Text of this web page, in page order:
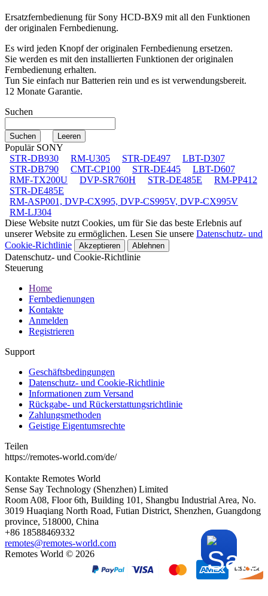
Ersatzfernbedienung fürSony HCD-BX9 mit all den Funktionen
der originalen Fernbedienung.
Es wird jeden Knopf der originalen Fernbedienung ersetzen.
Sie werden es mit den installierten Funktionen der originalen
Fernbedienung erhalten.
Tun Sie einfach nur Batterien rein und es ist verwendungsbereit.
12 Monate Garantie.
Suchen
Populär SONY
STR-DB930
RM-U305 STR-DE497
LBT-D307
STR-DB790
CMT-CP100 STR-DE445
LBT-D607
RMF-TX200U
DVP-SR760H STR-DE485E
RM-PP412
STR-DE485E
RM-ASP001, DVP-CX995, DVP-CS995V, DVP-CX995V
RM-LJ304
Diese Website nutzt Cookies, um für Sie das beste Erlebnis auf
unserer Website zu ermöglichen. Lesen Sie unsere Datenschutz- und
Cookie-Richtlinie
Akzeptieren Ablehnen
Datenschutz- und Cookie-Richtlinie
Steuerung
Home
Fernbedienungen
Kontakte
Anmelden
Registrieren
Support
Geschäftsbedingungen
Datenschutz- und Cookie-Richtlinie
Informationen zum Versand
Rückgabe- und Rückerstattungsrichtlinie
Zahlungsmethoden
Geistige Eigentumsrechte
Teilen
https://remotes-world.com/de/
Kontakte Remotes World
Sense Say Technology (Shenzhen) Limited
Room A08, Floor 6th, Building 101, Shangbu Industrial Area, No.
3019 Huaqiang North Road, Futian District, Shenzhen, Guangdong
province, 518000, China
+86 18588469332
remotes@remotes-world.com
Remotes World © 2026